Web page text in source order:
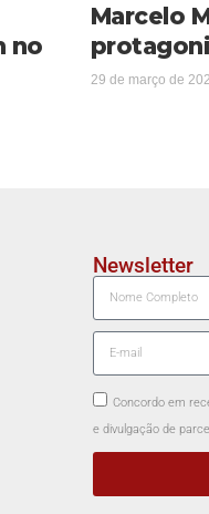
no
Marcelo
29 de março de
Newsletter
Concordo em
e divulgação de